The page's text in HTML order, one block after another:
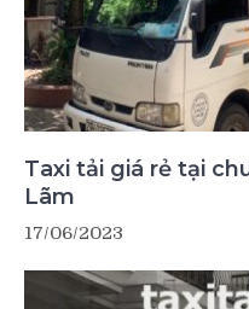
Taxi tải giá rẻ tại
Lãm
17/06/2023